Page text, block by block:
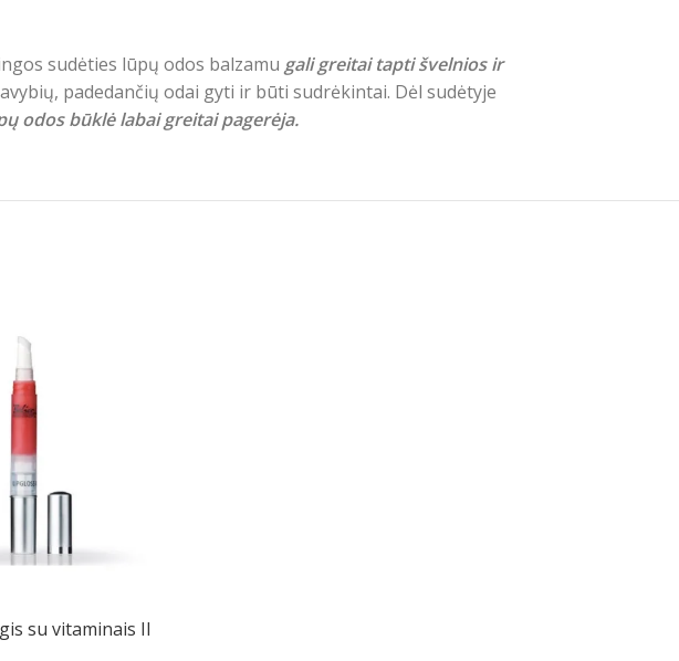
sudėties lūpų odos balzamu gali greitai tapti švelnios ir
padedančių odai gyti ir būti sudrėkintai. Dėl sudėtyje
odos būklė labai greitai pagerėja.
su vitaminais II